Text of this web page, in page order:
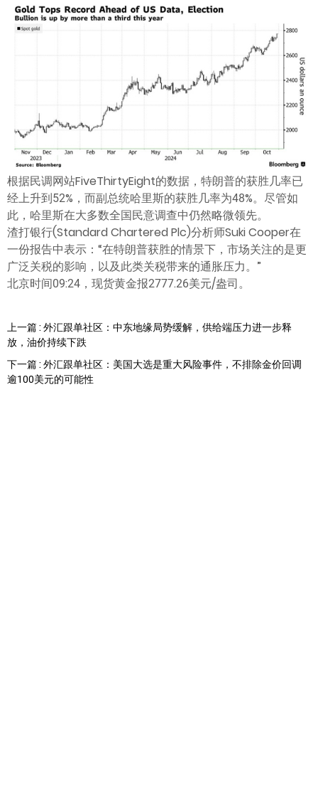
根据民调网站FiveThirtyEight的数据，特朗普的获胜几率已
经上升到52%，而副总统哈里斯的获胜几率为48%。尽管如
此，哈里斯在大多数全国民意调查中仍然略微领先。
渣打银行(Standard Chartered Plc)分析师Suki Cooper在
一份报告中表示：“在特朗普获胜的情景下，市场关注的是更
广泛关税的影响，以及此类关税带来的通胀压力。”
北京时间09:24，现货黄金报2777.26美元/盎司。
上一篇 : 外汇跟单社区：中东地缘局势缓解，供给端压力进一步释
放，油价持续下跌
下一篇 : 外汇跟单社区：美国大选是重大风险事件，不排除金价回调
逾100美元的可能性